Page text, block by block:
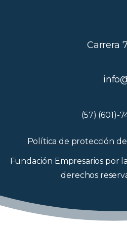
Carrera
(57) (601)-
Política de protección
Fundación Empresarios por
derechos